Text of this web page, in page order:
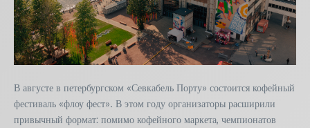
В августе в петербургском «Севкабель Порту» состоится кофейный
фестиваль «флоу фест». В этом году организаторы расширили
привычный формат: помимо кофейного маркета, чемпионатов